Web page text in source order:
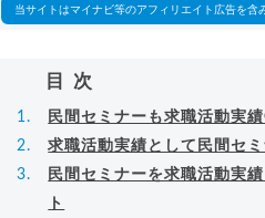
べらない転職エー
当サイトはマイナビ等のアフィリエイト広告を含
目次
民間セミナーも求職活動実
求職活動実績として民間セ
民間セミナーを求職活動実
ト